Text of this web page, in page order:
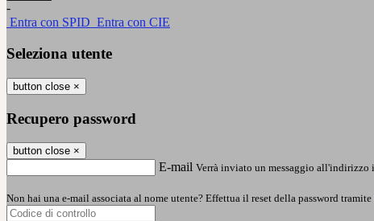
-
Entra con SPID Entra con CIE
Seleziona utente
button close ×
Recupero password
button close ×
E-mail Verrà inviato un messaggio all'indirizzo
Non hai una e-mail associata al nome utente? Effettua il reset della password tramite